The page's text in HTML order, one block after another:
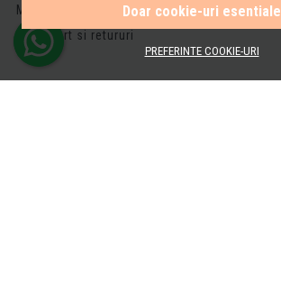
Doar cookie-uri esentiale
PREFERINTE COOKIE-URI
Metode de plata
Transport si retururi